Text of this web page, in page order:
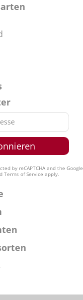
by reCAPTCHA and the Google
Terms of Service apply.